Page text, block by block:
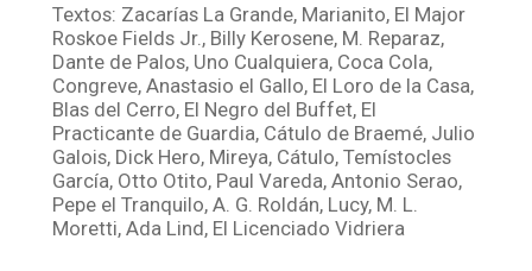
Textos: Zacarías La Grande, Marianito, El Major
Roskoe Fields Jr., Billy Kerosene, M. Reparaz,
Dante de Palos, Uno Cualquiera, Coca Cola,
Congreve, Anastasio el Gallo, El Loro de la Casa,
Blas del Cerro, El Negro del Buffet, El
Practicante de Guardia, Cátulo de Braemé, Julio
Galois, Dick Hero, Mireya, Cátulo, Temístocles
García, Otto Otito, Paul Vareda, Antonio Serao,
Pepe el Tranquilo, A. G. Roldán, Lucy, M. L.
Moretti, Ada Lind, El Licenciado Vidriera